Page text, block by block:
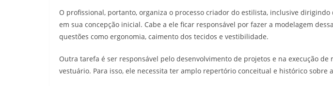
O profissional, portanto, organiza o processo criador do estilista, inclusive
em sua concepção inicial. Cabe a ele ficar responsável por fazer a modelagem
questões como ergonomia, caimento dos tecidos e vestibilidade.
Outra tarefa é ser responsável pelo desenvolvimento de projetos e na execução de
vestuário. Para isso, ele necessita ter amplo repertório conceitual e histórico sobre